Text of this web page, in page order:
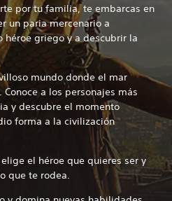
por tu familia, te embarcas en
un paria mercenario a
héroe griego y a descubrir la
mundo donde el mar
a los personajes más
y descubre el momento
forma a la civilización
el héroe que quieres ser y
que te rodea.